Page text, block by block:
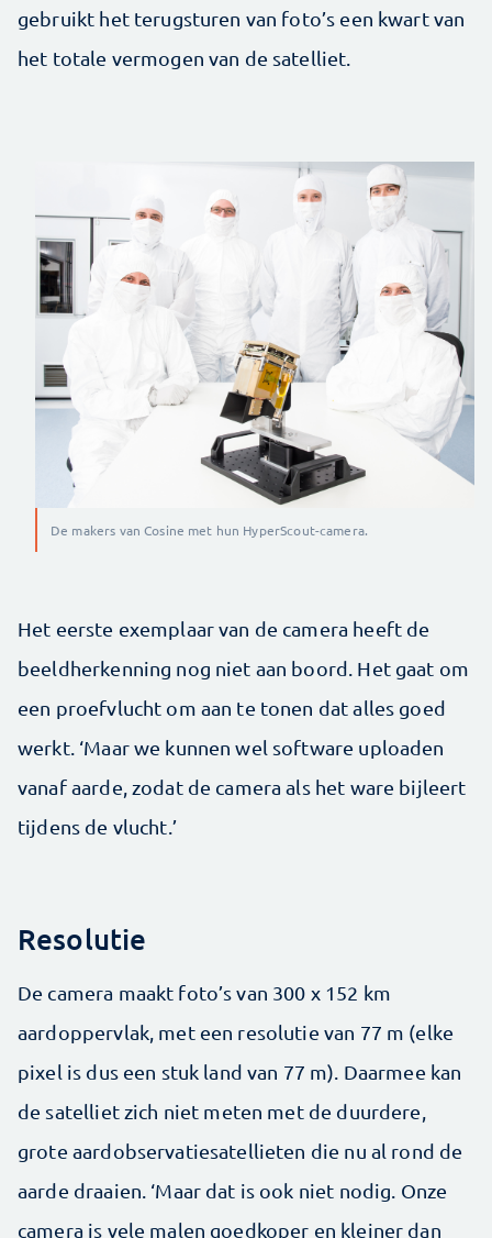
gebruikt het terugsturen van foto’s een kwart van
het totale vermogen van de satelliet.
De makers van Cosine met hun HyperScout-camera.
Het eerste exemplaar van de camera heeft de
beeldherkenning nog niet aan boord. Het gaat om
een proefvlucht om aan te tonen dat alles goed
werkt. ‘Maar we kunnen wel software uploaden
vanaf aarde, zodat de camera als het ware bijleert
tijdens de vlucht.’
Resolutie
De camera maakt foto’s van 300 x 152 km
aardoppervlak, met een resolutie van 77 m (elke
pixel is dus een stuk land van 77 m). Daarmee kan
de satelliet zich niet meten met de duurdere,
grote aardobservatiesatellieten die nu al rond de
aarde draaien. ‘Maar dat is ook niet nodig. Onze
camera is vele malen goedkoper en kleiner dan